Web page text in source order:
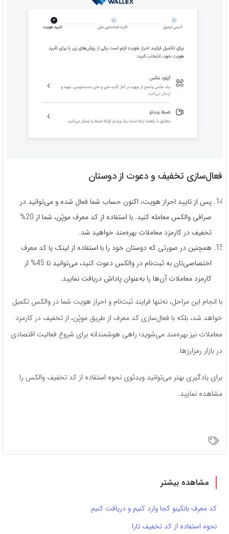
فعال‌سازی تخفیف و دعوت از دوستان
پس از تایید احراز هویت، اکنون حساب شما فعال شده و می‌توانید در
صرافی والکس معامله کنید. با استفاده از کد معرف موپُن، شما از 20%
تخفیف در کارمزد معاملات بهره‌مند خواهید شد.
همچنین در صورتی که دوستان خود را با استفاده از لینک یا کد معرف
اختصاصی‌تان به ثبت‌نام در والکس دعوت کنید، می‌توانید تا 45% از
کارمزد معاملات آن‌ها را به‌عنوان پاداش دریافت نمایید.
با انجام این مراحل، نه‌تنها فرایند ثبت‌نام و احراز هویت شما در والکس تکمیل
خواهد شد، بلکه با فعال‌سازی کد معرف از طریق موپُن، از تخفیف در کارمزد
معاملات نیز بهره‌مند می‌شوید؛ راهی هوشمندانه برای شروع فعالیت اقتصادی
در بازار رمزارزها.
برای یادگیری بهتر می‌توانید ویدئوی نحوه استفاده از کد تخفیف والکس را
مشاهده نمایید.
مشاهده بیشتر
کد معرف بانکینو کجا وارد کنیم و دریافت کنیم
نحوه استفاده از کد تخفیف تارا